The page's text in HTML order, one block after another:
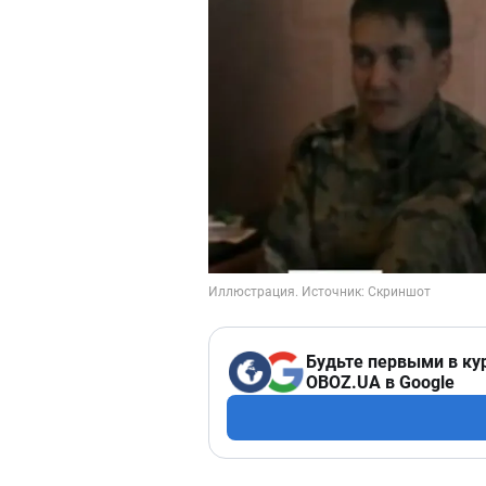
Будьте первыми в
OBOZ.UA в Google